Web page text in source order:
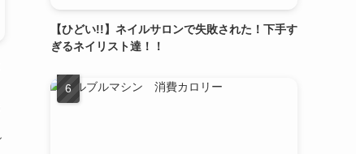
【ひどい!!】ネイルサロンで失敗された！下手す
ぎるネイリスト達！！